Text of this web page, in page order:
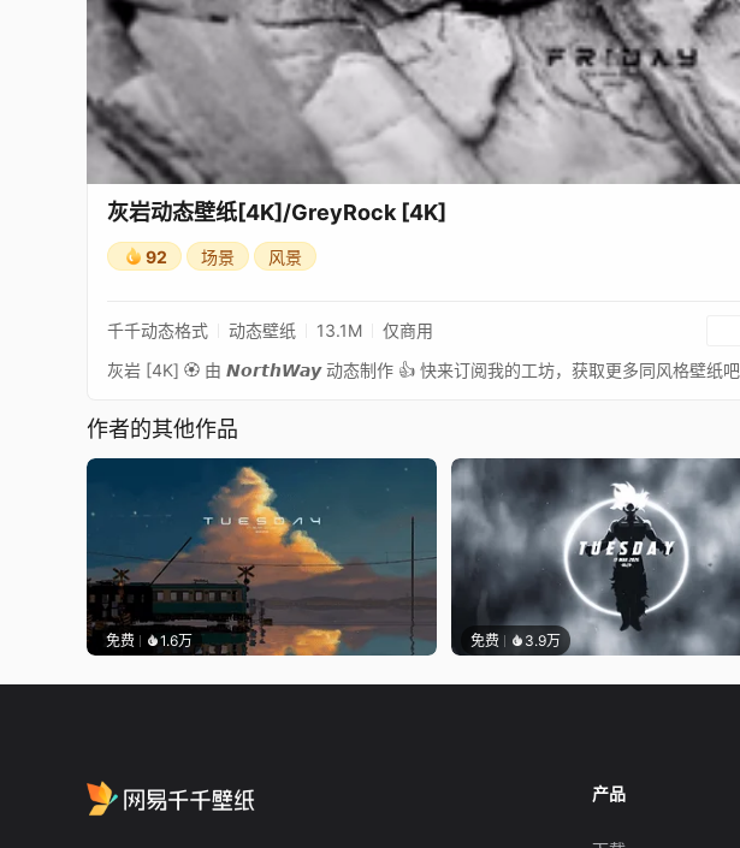
灰岩动态壁纸[4K]/GreyRock [4K]
92 场景 风景
千千动态格式 动态壁纸 13.1M 仅商用
作者的其他作品
免费 1.6万 免费 3.9万
产品